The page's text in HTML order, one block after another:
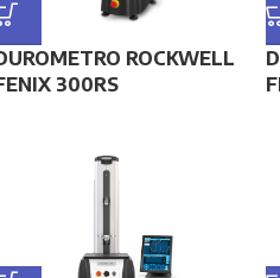
ROCKWELL
300RS